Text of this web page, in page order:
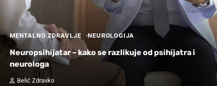
MENTALNO ZDRAVLJE NEUROLOGIJA
Neuropsihijatar – kako se razlikuje od psihijatra i
neurologa
Belić Zdravko